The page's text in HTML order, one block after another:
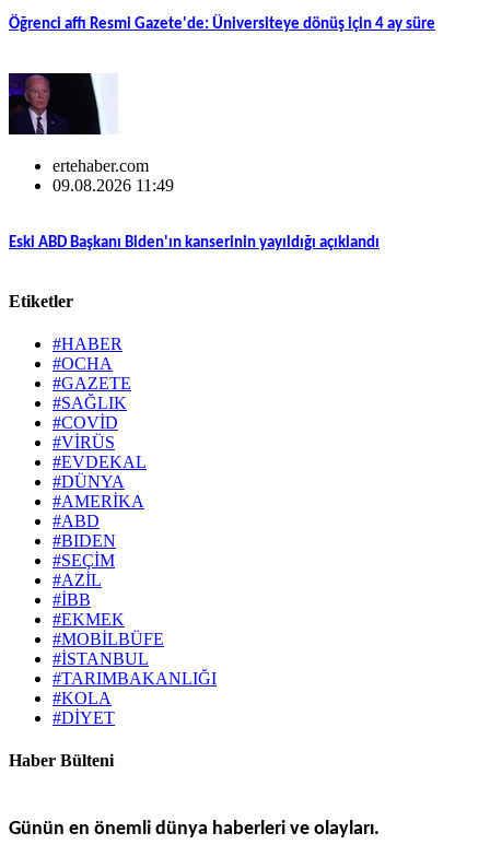
Öğrenci affı Resmi Gazete'de: Üniversiteye dönüş için 4 ay süre
ertehaber.com
09.08.2026 11:49
Eski ABD Başkanı Biden'ın kanserinin yayıldığı açıklandı
Etiketler
#HABER
#OCHA
#GAZETE
#SAĞLIK
#COVİD
#VİRÜS
#EVDEKAL
#DÜNYA
#AMERİKA
#ABD
#BIDEN
#SEÇİM
#AZİL
#İBB
#EKMEK
#MOBİLBÜFE
#İSTANBUL
#TARIMBAKANLIĞI
#KOLA
#DİYET
Haber Bülteni
Günün en önemli dünya haberleri ve olayları.